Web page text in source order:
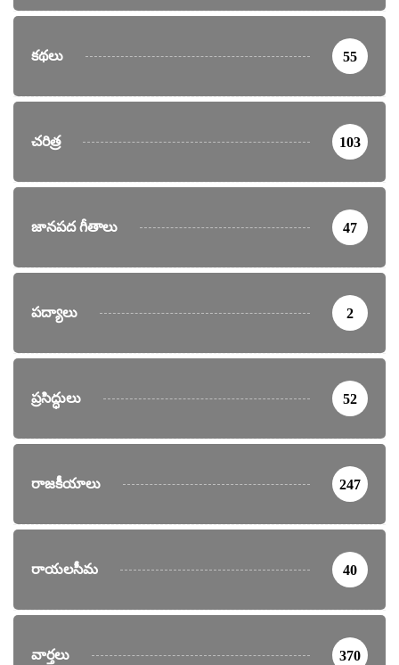
కథలు 55
చరిత్ర 103
జానపద గీతాలు 47
పద్యాలు 2
ప్రసిద్ధులు 52
రాజకీయాలు 247
రాయలసీమ 40
వార్తలు 370